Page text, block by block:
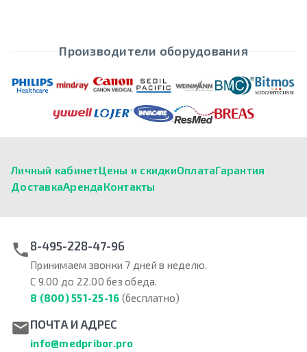
Производители оборудования
Личный кабинетЦены и скидкиОплатаГарантия
ДоставкаАрендаКонтакты
8-495-228-47-96
Принимаем звонки 7 дней в неделю.
С 9.00 до 22.00 без обеда.
8 (800) 551-25-16 (бесплатно)
ПОЧТА И АДРЕС
info@medpribor.pro